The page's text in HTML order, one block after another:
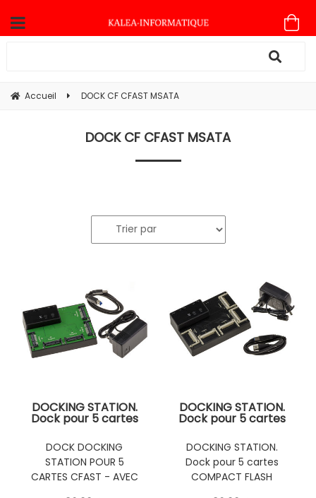
Accueil DOCK CF CFAST MSATA
DOCK CF CFAST MSATA
DOCKING STATION.
Dock pour 5 cartes
CFAST Liaison
USB3.0 AVEC
FONCTION
CLONAGE.
Alimentation
DOCK DOCKING
STATION POUR 5
CARTES CFAST - AVEC
DOCKING STATION.
Dock pour 5 cartes
COMPACT FLASH
Liaison USB3.0 AVEC
FONCTION
CLONAGE.
Alimentation
DOCKING STATION.
Dock pour 5 cartes
COMPACT FLASH